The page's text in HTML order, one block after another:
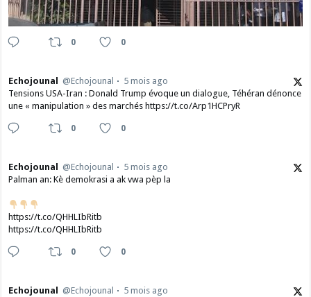
0 0
Echojounal @Echojounal
5 mois ago
Tensions USA-Iran : Donald Trump évoque un dialogue, Téhéran dénonce
une « manipulation » des marchés https://t.co/Arp1HCPryR
0 0
Echojounal @Echojounal
5 mois ago
Palman an: Kè demokrasi a ak vwa pèp la
https://t.co/QHHLIbRitb
https://t.co/QHHLIbRitb
0 0
Echojounal @Echojounal
5 mois ago